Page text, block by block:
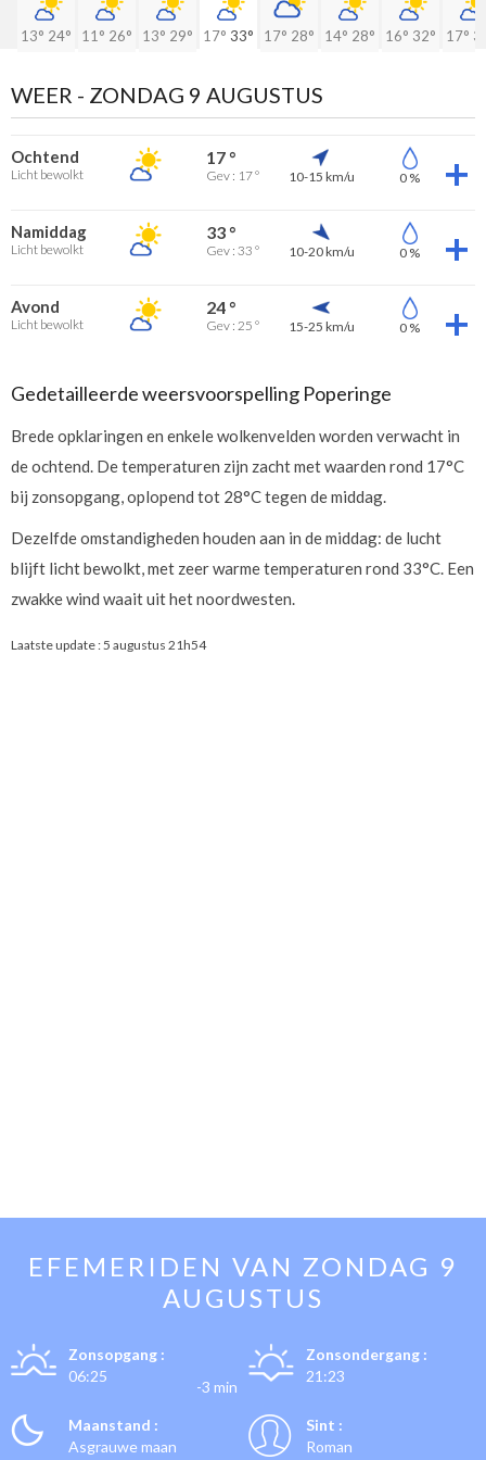
13° 24° 11° 26° 13° 29° 17° 33° 17° 28° 14° 28° 16° 32° 17°
WEER - ZONDAG 9 AUGUSTUS
Ochtend
Licht bewolkt
17 °
Gev : 17 ° 10-15 km/u 0 %
Namiddag
Licht bewolkt
33 °
Gev : 33 ° 10-20 km/u 0 %
Avond
Licht bewolkt
24 °
Gev : 25 ° 15-25 km/u 0 %
Gedetailleerde weersvoorspelling Poperinge
Brede opklaringen en enkele wolkenvelden worden verwacht in
de ochtend. De temperaturen zijn zacht met waarden rond 17°C
bij zonsopgang, oplopend tot 28°C tegen de middag.
Dezelfde omstandigheden houden aan in de middag: de lucht
blijft licht bewolkt, met zeer warme temperaturen rond 33°C. Een
zwakke wind waait uit het noordwesten.
Laatste update :5 augustus 21h54
EFEMERIDEN VAN ZONDAG 9
AUGUSTUS
Zonsopgang :
06:25
-3 min
Zonsondergang :
21:23
Maanstand :
Asgrauwe maan
Sint :
Roman